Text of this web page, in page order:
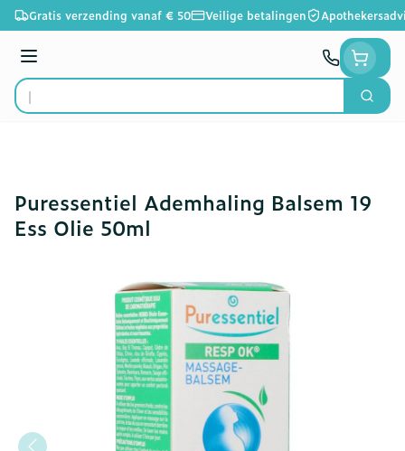
Ga naar de inhoud
Gratis verzending vanaf € 50 Veilige betalingen
Menu
Product, merk, categorie...
Zoek
Puressentiel Ademhaling Balsem 19
Ess Olie 50ml